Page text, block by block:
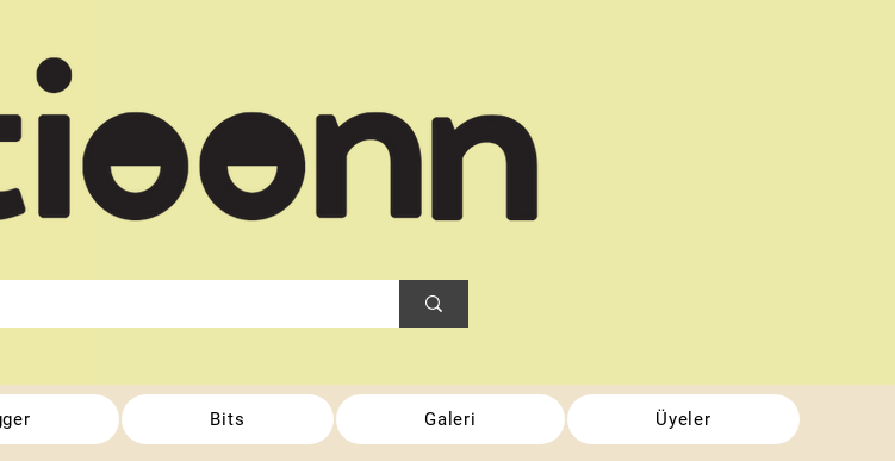
Bits Galeri Üyeler